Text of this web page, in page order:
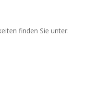
finden Sie unter: